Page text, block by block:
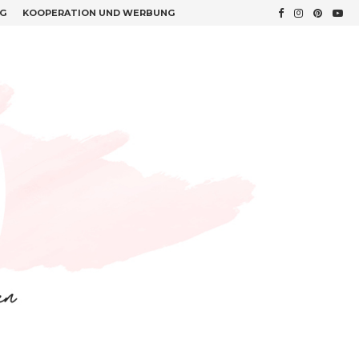
KOOPERATION UND WERBUNG